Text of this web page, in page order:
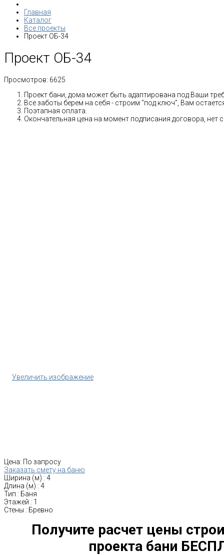
Главная
Каталог
Все проекты
Проект ОБ-34
Проект ОБ-34
Просмотров: 6625
Проект бани, дома может быть адаптирована под Ваши
Все заботы берем на себя - строим "под ключ", Вам
Поэтапная оплата.
Окончательная цена на момент подписания договора, нет
Увеличить изображение
Цена: По запросу
Заказать смету на баню
Ширина (м) : 4
Длина (м) : 4
Тип : Баня
Этажей : 1
Стены : Бревно
Получите расчет цены
проекта бани